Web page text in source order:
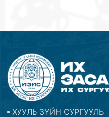
ХУУЛЬ ЗҮЙН СУРГУУЛЬ